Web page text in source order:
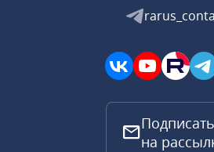
на